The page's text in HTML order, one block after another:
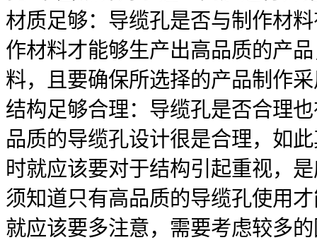
材质足够：导缆孔是否与制作材
作材料才能够生产出高品质的产
料，且要确保所选择的产品制作
结构足够合理：导缆孔是否合理
品质的导缆孔设计很是合理，如
时就应该要对于结构引起重视，
须知道只有高品质的导缆孔使用
就应该要多注意，需要考虑较多